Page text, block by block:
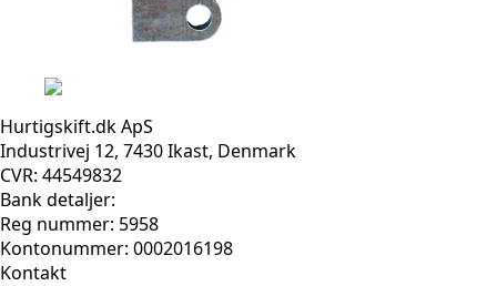
Hurtigskift.dk ApS
Industrivej 12, 7430 Ikast, Denmark
CVR: 44549832
Bank detaljer:
Reg nummer: 5958
Kontonummer: 0002016198
Kontakt